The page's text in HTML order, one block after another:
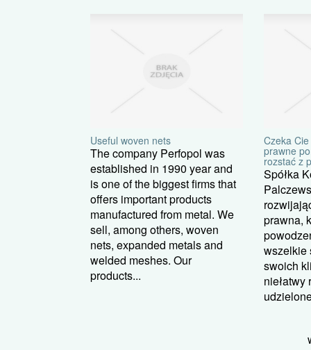
Useful woven nets
The company Perfopol was
established in 1990 year and
is one of the biggest firms that
offers important products
manufactured from metal. We
sell, among others, woven
nets, expanded metals and
welded meshes. Our
products...
Czeka
prawne
rozstać z
Spółka
prawna,
wszelkie
swoich
niełatwy